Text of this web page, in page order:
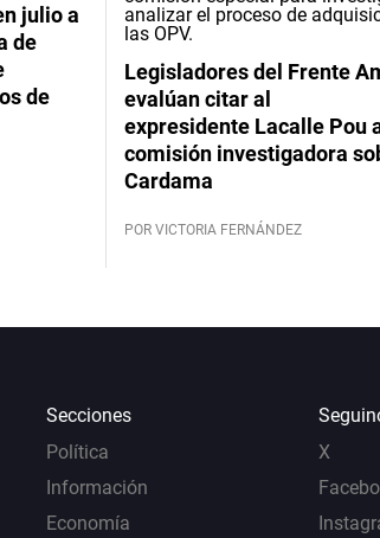
julio a
de
de
Legisladores del Frente
evalúan citar al
expresidente Lacalle Pou
comisión investigadora
Cardama
POR VICTORIA FERNÁNDEZ
Secciones
Política
Información
Economía
X